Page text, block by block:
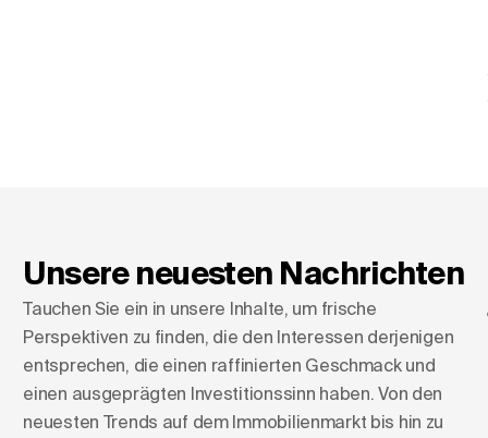
Unsere neuesten Nachrichten
Tauchen Sie ein in unsere Inhalte, um frische
Perspektiven zu finden, die den Interessen derjenigen
entsprechen, die einen raffinierten Geschmack und
einen ausgeprägten Investitionssinn haben. Von den
neuesten Trends auf dem Immobilienmarkt bis hin zu